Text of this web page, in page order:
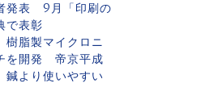
発表 9月「印刷の
で表彰
脂製マイクロニ
を開発 帝京平成
鍼より使いやすい